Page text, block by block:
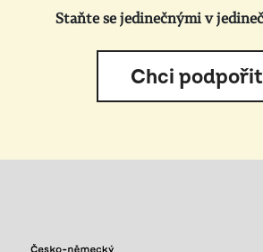
Staňte se jedinečnými v
Chci podpořit